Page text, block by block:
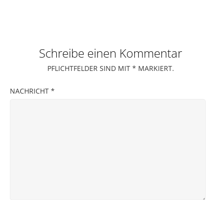
Schreibe einen Kommentar
PFLICHTFELDER SIND MIT * MARKIERT.
NACHRICHT *